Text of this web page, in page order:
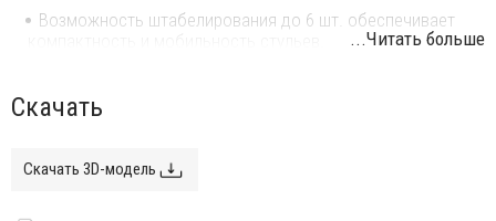
Возможность штабелирования до 6 шт. обеспечивает
внутреннем интерьере кафе, ресторанов.
...Читать больше
Скачать
Скачать 3D-модель